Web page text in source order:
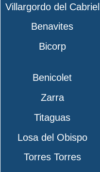
Villargordo del Cabriel
Benavites
Bicorp
Benicolet
Zarra
Titaguas
Losa del Obispo
Torres Torres